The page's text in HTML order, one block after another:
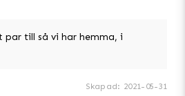
till så vi har hemma, i
Skapad: 2021-05-31